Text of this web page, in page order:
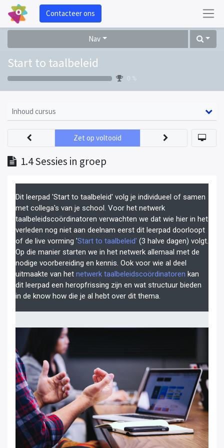
Contacteer ons
Nav
Start to taalbeleid
0 %
Inhoud cursus
1.4 Sessies in groep
Zet op voltooid
Dit leerpad 'Start to taalbeleid' volg je individueel of samen
met collega's van je school. Voor het netwerk
taalbeleidscoördinatoren verwachten we dat wie hier in het
verleden nog niet aan deelnam eerst dit leerpad doorloopt
of de live vorming 'Start to taalbeleid' (3 halve dagen) volgt.
Op die manier starten we in het netwerk allemaal met de
nodige voorbereiding en kennis. Ook voor wie al deel
uitmaakte van het netwerk taalbeleidscoördinatoren kan
dit leerpad een heropfrissing zijn en wat structuur bieden
in de know how die je al hebt over dit thema.